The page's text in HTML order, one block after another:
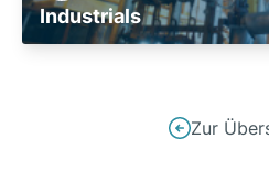
Industrials
Zur